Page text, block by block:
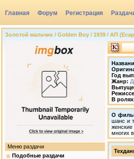
Главная Форум Регистрация
Золотой мальчик / Golden Boy / 1939 / АП
Меню раздачи
Подобные раздачи
Год
Жанр:
В
О
шанс и
многих